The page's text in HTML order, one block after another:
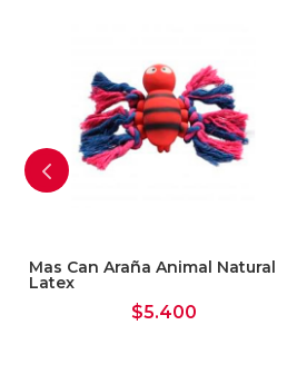
Mas Can Araña Animal Natural
Latex
$5.400